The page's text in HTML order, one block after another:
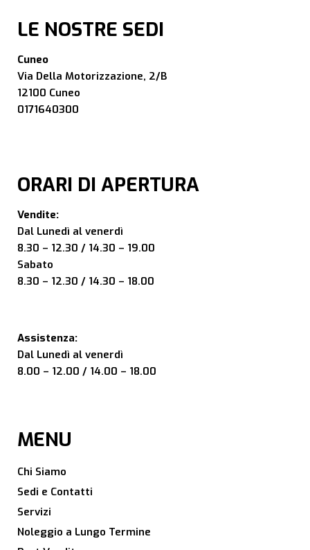
LE NOSTRE SEDI
Cuneo
Via Della Motorizzazione, 2/B
12100 Cuneo
0171640300
ORARI DI APERTURA
Vendite:
Dal Lunedì al venerdì
8.30 – 12.30 / 14.30 – 19.00
Sabato
8.30 – 12.30 / 14.30 – 18.00
Assistenza:
Dal Lunedì al venerdì
8.00 – 12.00 / 14.00 – 18.00
MENU
Chi Siamo
Sedi e Contatti
Servizi
Noleggio a Lungo Termine